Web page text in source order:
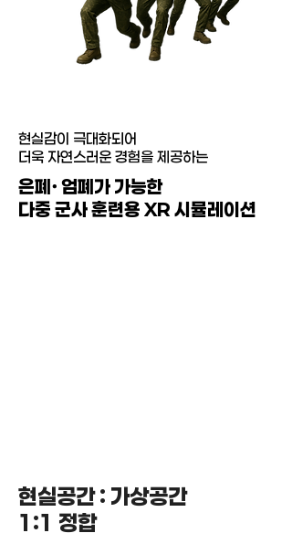
현실감이 극대화되어
더욱 자연스러운 경험을 제공하는
은폐∙ 엄폐가 가능한
다중 군사 훈련용 XR 시뮬레이션
​현실공간 : 가상공간
1:1 정합